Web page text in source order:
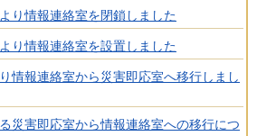
り情報連絡室を閉鎖しました
り情報連絡室を設置しました
情報連絡室から災害即応室へ移行しまし
災害即応室から情報連絡室への移行につ